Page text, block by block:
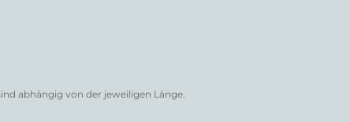
abhängig von der jeweiligen Länge.